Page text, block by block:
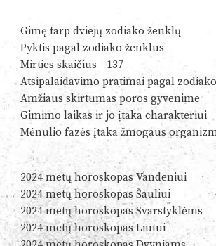
Gimę tarp dviejų zodiako ženklų
Pyktis pagal zodiako ženklus
Mirties skaičius - 137
Atsipalaidavimo pratimai pagal
Amžiaus skirtumas poros gyvenime
Gimimo laikas ir jo įtaka charakteriui
Mėnulio fazės įtaka žmogaus
2024 metų horoskopas Vandeniui
2024 metų horoskopas Šauliui
2024 metų horoskopas Svarstyklėms
2024 metų horoskopas Liūtui